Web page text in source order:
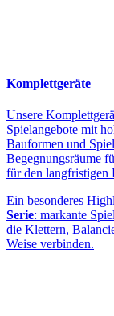
Komplettgeräte
Unsere
Spielangebote mit
Bauformen und
Begegnungsräume
für den langfristigen
Ein besonderes
Serie: markante
die Klettern,
Weise verbinden.